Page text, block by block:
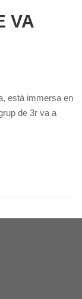
VA
està immersa en
de 3r va a